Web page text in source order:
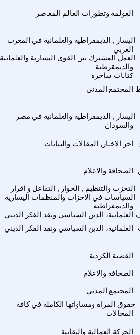
العولمة وتطورات العالم المعاصر
اليسار , الديمقراطية والعلمانية في المغرب
العربي
العمل المشترك بين القوى اليسارية والعلمانية
والديمقرطية
كتابات ساخرة
المجتمع المدني
اليسار , الديمقراطية والعلمانية في مصر
والسودان
اخر الاخبار, المقالات والبيانات
الصحافة والاعلام
التحزب والتنظيم , الحوار , التفاعل و اقرار
السياسات في الاحزاب والمنظمات اليسارية
والديمقراطية
العلمانية، الدين السياسي ونقد الفكر الديني
العلمانية، الدين السياسي ونقد الفكر الديني
القضية الكردية
الصحافة والاعلام
المجتمع المدني
حقوق المراة ومساواتها الكاملة في كافة
المجالات
الحركة العمالية والنقابية